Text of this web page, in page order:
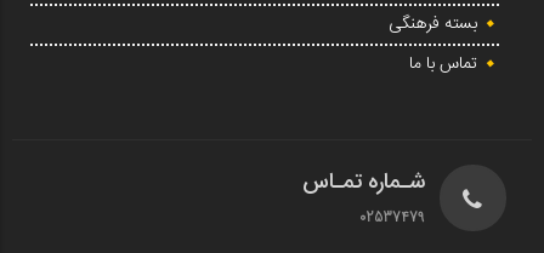
بسته فرهنگی
تماس با ما
شـماره تمـاس
02537479